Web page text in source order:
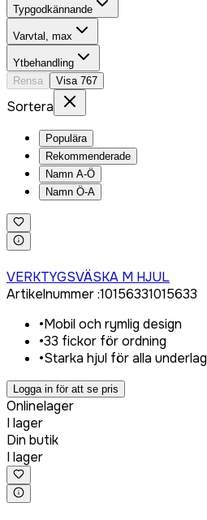
Typgodkännande
Varvtal, max
Ytbehandling
Rensa
Visa 767
Sortera
Populära
Rekommenderade
Namn A-Ö
Namn Ö-A
VERKTYGSVÄSKA M HJUL
Artikelnummer:10156331015633
•Mobil och rymlig design
•33 fickor för ordning
•Starka hjul för alla underlag
Logga in för att se pris
Onlinelager
I lager
Din butik
I lager